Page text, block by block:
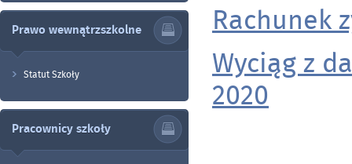
Prawo wewnątrzszkolne
Statut Szkoły
Pracownicy szkoły
Rachunek
Wyciąg z
2020